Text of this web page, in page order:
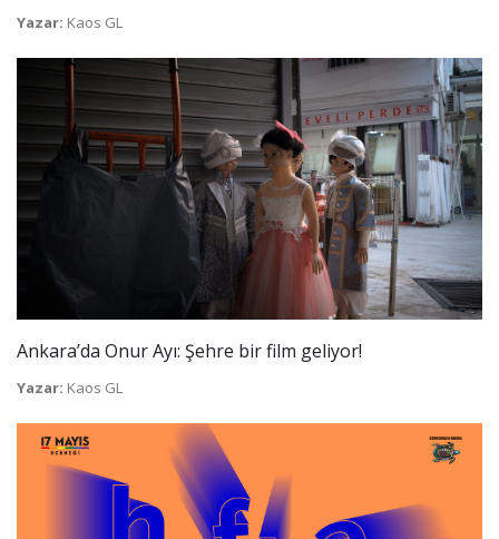
Yazar: Kaos GL
Ankara’da Onur Ayı: Şehre bir film geliyor!
Yazar: Kaos GL